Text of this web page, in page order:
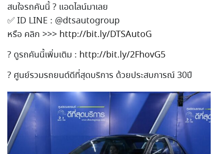
สนใจรถคันนี้ ? แอดไลน์มาเลย
✅ID LINE : @dtsautogroup
หรือ คลิก >>> http://bit.ly/DTSAutoG
? ดูรถคันนี้เพิ่มเติม : http://bit.ly/2FhovG5
? ศูนย์รวมรถยนต์ดีที่สุดบริการ ด้วยประสบการณ์ 30ปี